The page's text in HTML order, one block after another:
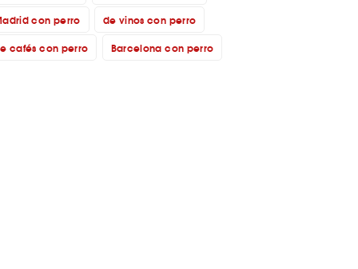
con perro
de vinos con perro
cafés con perro
Barcelona con perro